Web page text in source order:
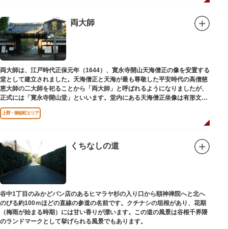
両大師
両大師は、江戸時代正保元年（1644）、寛永寺開山天海僧正の像を安置する
堂として建立されました。天海僧正と天海が最も尊敬した平安時代の高僧慈
恵大師の二大師を祀ることから「両大師」と呼ばれるようになりましたが、
正式には「寛永寺開山堂」といいます。堂内にある天海僧正坐像は有形文化
財に指定されています。
上野・御徒町エリア
くちなしの道
谷中1丁目のみかどパン店のあるヒマラヤ杉の入り口から頤神禅院へと北へ
のびる約100ｍほどの直線の参道の名前です。クチナシの垣根があり、花期
（梅雨が始まる時期）には甘い香りが漂います。この道の風景は谷根千界隈
のランドマークとして挙げられる風景でもあります。